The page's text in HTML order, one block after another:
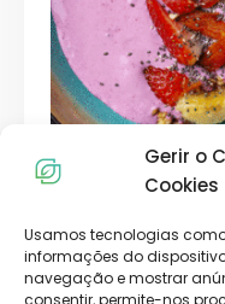
Gerir o
Cookies
Usamos tecnologias
informações do
navegação e mostrar
LANCHES
Ingredientes